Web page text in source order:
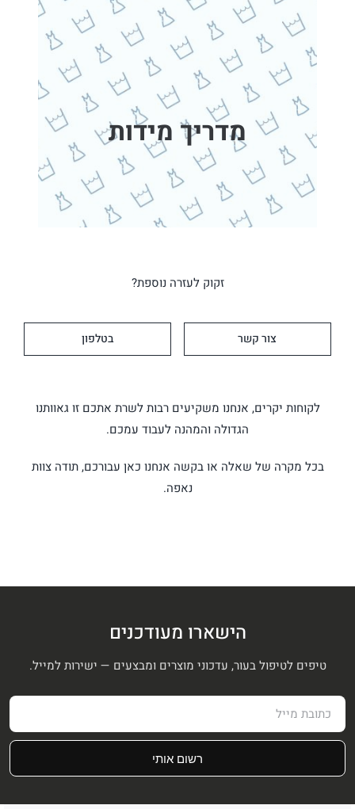
מדריך מידות
זקוק לעזרה נוספת?
צור קשר בטלפון
לקוחות יקרים, אנחנו משקיעים רבות לשרת אתכם זו גאוותנו
הגדולה והמהנה לעבוד עמכם.
בכל מקרה של שאלה או בקשה אנחנו כאן עבורכם, תודה צוות
נאפה.
הישארו מעודכנים
טיפים לטיפול בעור, עדכוני מוצרים ומבצעים — ישירות למייל.
רשום אותי